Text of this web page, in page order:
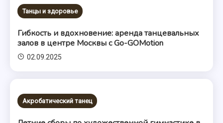
Танцы и здоровье
Гибкость и вдохновение: аренда танцевальных
залов в центре Москвы с Go-GOMotion
02.09.2025
Акробатический танец